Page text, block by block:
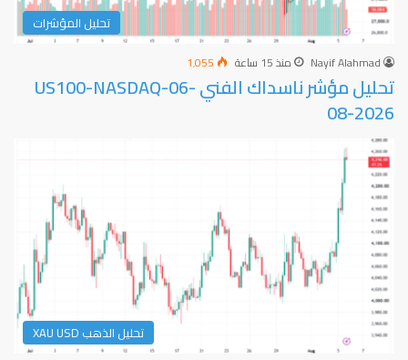
تحليل المؤشرات
Nayif Alahmad منذ 15 ساعة 1٬055
تحليل مؤشر ناسداك الفني US100-NASDAQ-06-
08-2026
تحليل الذهب XAU USD